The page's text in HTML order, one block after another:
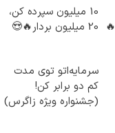
10 میلیون سپرده کن،
20 میلیون بردار🔥😍
سرمایه‌اتو توی مدت
کم دو برابر کن!
(جشنواره ویژه زاگرس)